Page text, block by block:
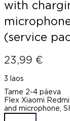
with
(service
23,99 €
3 laos
Tarne 2-4 päeva
Flex Xiaomi
and microphone,